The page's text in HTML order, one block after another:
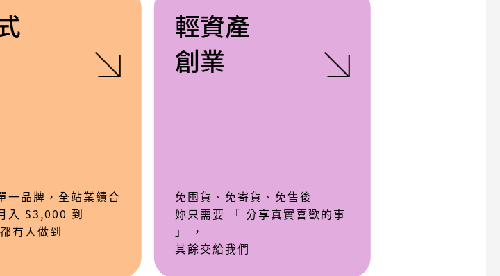
一品牌，全站業績合
入 $3,000 到
有人做到
輕資產
創業
免囤貨、免寄貨、免售後
妳只需要 「 分享真實喜歡的事
」 ，
其餘交給我們